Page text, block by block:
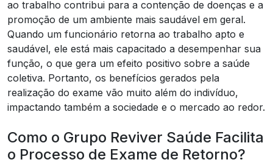
ao trabalho contribui para a contenção de doenças e a
promoção de um ambiente mais saudável em geral.
Quando um funcionário retorna ao trabalho apto e
saudável, ele está mais capacitado a desempenhar sua
função, o que gera um efeito positivo sobre a saúde
coletiva. Portanto, os benefícios gerados pela
realização do exame vão muito além do indivíduo,
impactando também a sociedade e o mercado ao redor.
Como o Grupo Reviver Saúde Facilita
o Processo de Exame de Retorno?